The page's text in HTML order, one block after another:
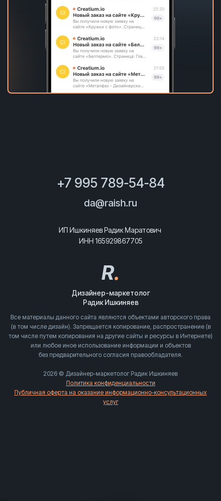
+7 995 789-54-84
da@raish.ru
ИП Ишкиняев Радик Маратович
ИНН 165929867705
R.
Дизайнер-маркетолог
Радик Ишкиняев
Все материалы данного сайта являются объектами авторского права
(в том числе дизайн). Запрещается копирование, распространение (в
том числе путем копирования на другие сайты и ресурсы в Интернете)
или любое иное использование информации и объектов
без предварительного согласия правообладателя.
2026 © Дизайнер-маркетолог Радик Ишкиняев
Политика конфиденциальности
Публичная оферта на оказание информационно-консультационных
услуг